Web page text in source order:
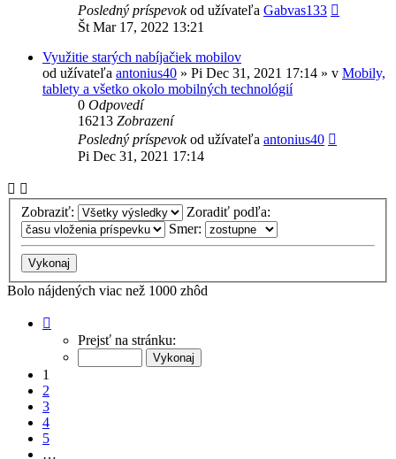
Posledný príspevokod užívateľa Gabvas133
Št Mar 17, 2022 13:21
Využitie starých nabíjačiek mobilov
od užívateľa antonius40 » Pi Dec 31, 2021 17:14 » v Mobily,
tablety a všetko okolo mobilných technológií
0 Odpovedí
16213 Zobrazení
Posledný príspevokod užívateľa antonius40
Pi Dec 31, 2021 17:14
Zobraziť:
Zoradiť podľa:
Smer:
Bolo nájdených viac než 1000 zhôd
Prejsť na stránku:
1
2
3
4
5
…